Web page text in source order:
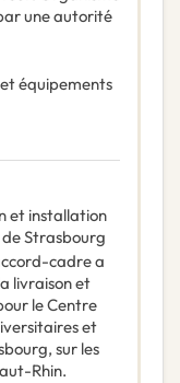
une autorité
équipements
et installation
Strasbourg
cadre a
livraison et
le Centre
et
sur les
Rhin.